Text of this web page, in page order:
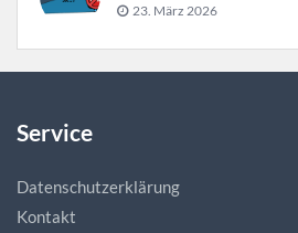
23. März 2026
Service
Datenschutzerklärung
Kontakt